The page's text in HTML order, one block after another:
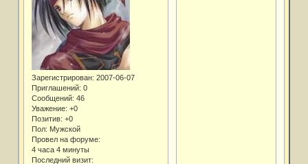
Зарегистрирован: 2007-06-07
Приглашений: 0
Сообщений: 46
Уважение: +0
Позитив: +0
Пол: Мужской
Провел на форуме:
4 часа 4 минуты
Последний визит: